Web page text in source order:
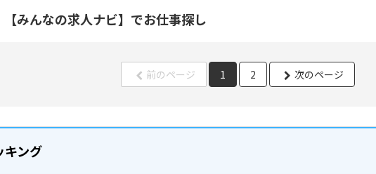
みんなの求人ナビ】でお仕事探し
前のページ 1 2 次のページ
キング